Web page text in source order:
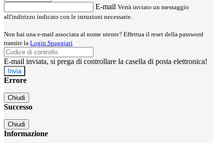
E-mail Verrà inviato un messaggio
all'indirizzo indicato con le istruzioni necessarie.
Non hai una e-mail associata al nome utente? Effettua il reset della password
tramite la Login Spaggiari
E-mail inviata, si prega di controllare la casella di posta elettronica!
Errore
Chiudi
Successo
Chiudi
Informazione